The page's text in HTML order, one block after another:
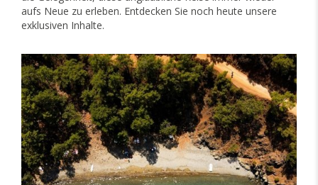
aufs Neue zu erleben. Entdecken Sie noch heute unsere
exklusiven Inhalte.